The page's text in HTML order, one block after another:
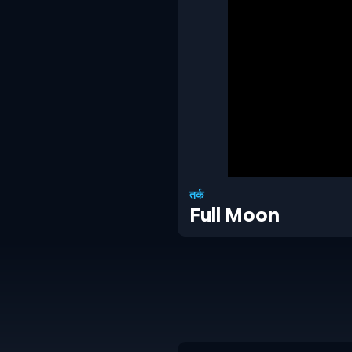
तर्क
Full Moon